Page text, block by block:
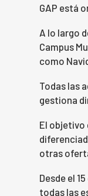
GAP está
A lo largo
Campus
como
Todas las
gestiona
El objetivo
otras
Desde el
todas las